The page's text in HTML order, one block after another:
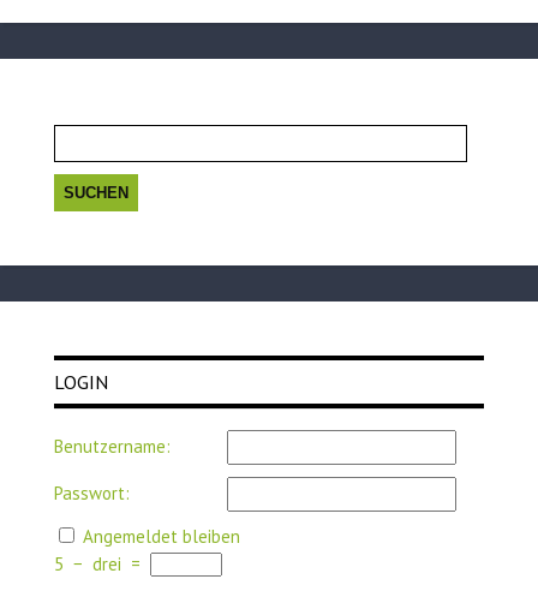
LOGIN
Benutzername:
Passwort:
Angemeldet bleiben
5 − drei =